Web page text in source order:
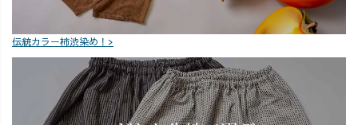
伝統カラー柿渋染め！>